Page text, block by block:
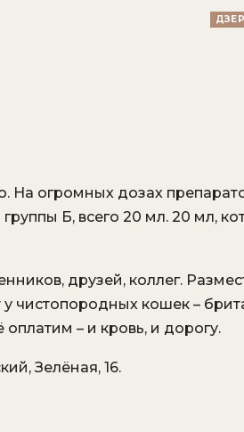
На огромных дозах
Б, всего 20 мл. 20 мл,
друзей, коллег.
чистопородных кошек –
– и кровь, и дорогу.
Зелёная, 16.